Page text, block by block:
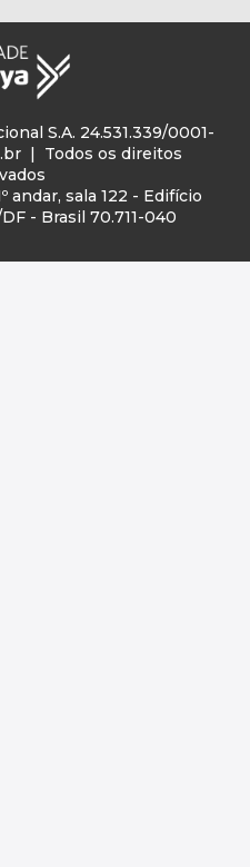
S.A. 24.531.339/0001-
| Todos os direitos
andar, sala 122 - Edifício
- Brasil 70.711-040